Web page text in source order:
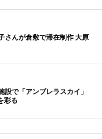
さんが倉敷で滞在制作 大原
設で「アンブレラスカイ」
彩る